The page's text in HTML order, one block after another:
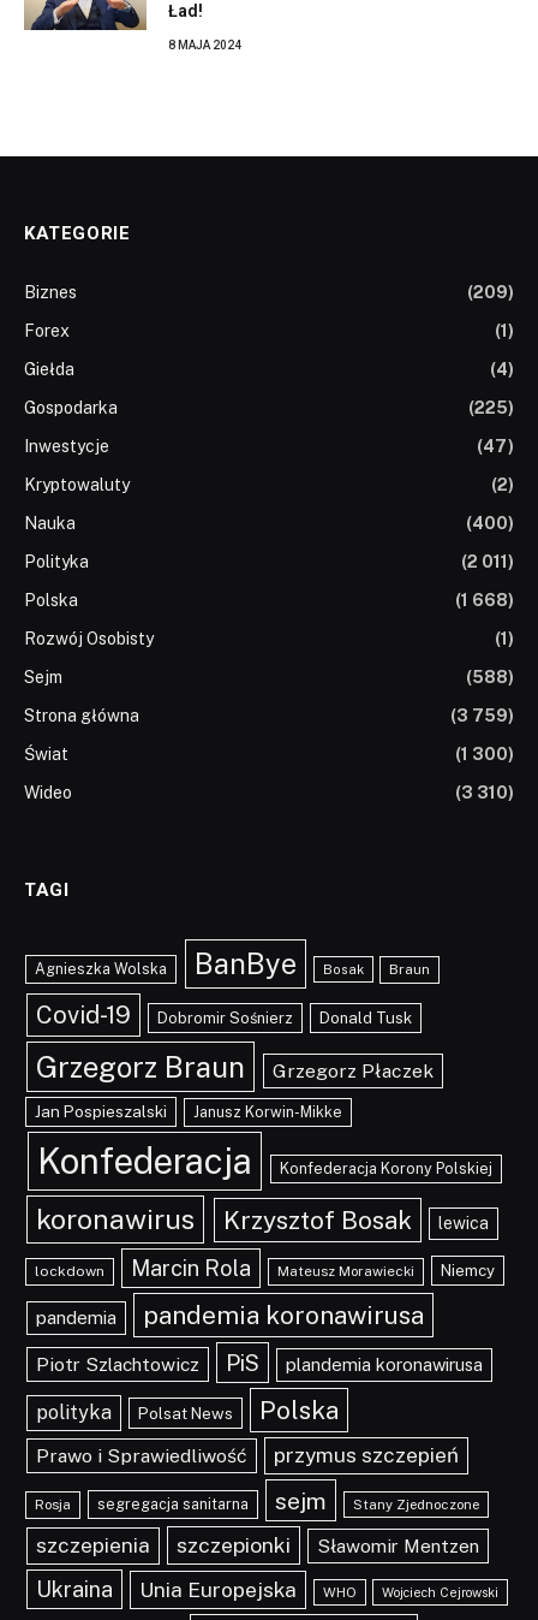
Ład!
8 MAJA 2024
KATEGORIE
Biznes
(209)
Forex
(1)
Giełda
(4)
Gospodarka
(225)
Inwestycje
(47)
Kryptowaluty
(2)
Nauka
(400)
Polityka
(2 011)
Polska
(1 668)
Rozwój Osobisty
(1)
Sejm
(588)
Strona główna
(3 759)
Świat
(1 300)
Wideo
(3 310)
TAGI
Agnieszka Wolska BanBye Bosak Braun
Covid-19 Dobromir Sośnierz Donald Tusk
Grzegorz Braun Grzegorz Płaczek
Jan Pospieszalski Janusz Korwin-Mikke
Konfederacja Konfederacja Korony Polskiej
koronawirus Krzysztof Bosak lewica
lockdown Marcin Rola Mateusz Morawiecki Niemcy
pandemia pandemia koronawirusa
Piotr Szlachtowicz PiS plandemia koronawirusa
polityka Polsat News Polska
Prawo i Sprawiedliwość przymus szczepień
Rosja segregacja sanitarna sejm Stany Zjednoczone
szczepienia szczepionki Sławomir Mentzen
Ukraina Unia Europejska WHO Wojciech Cejrowski